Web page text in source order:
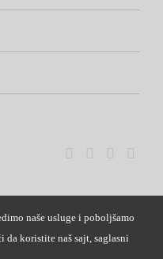
naše usluge i poboljšamo
da koristite naš sajt, saglasni